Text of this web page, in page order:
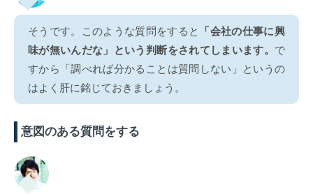
そうです。このような質問をすると
「会社の仕事に興
味が無いんだな」という判断をされてしまいます。 で
すから「調べれば分かることは質問しない」というの
はよく肝に銘じておきましょう。
意図のある質問をする